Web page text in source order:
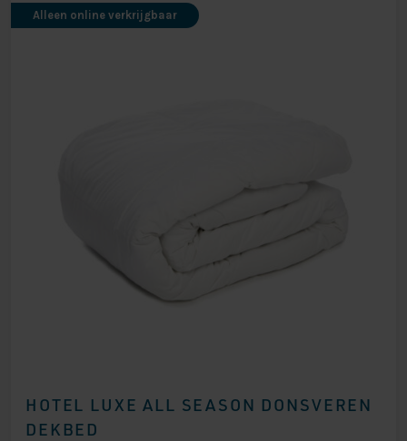
HOTEL LUXE ALL SEASON DONSVEREN
DEKBED
Alleen online verkrijgbaar